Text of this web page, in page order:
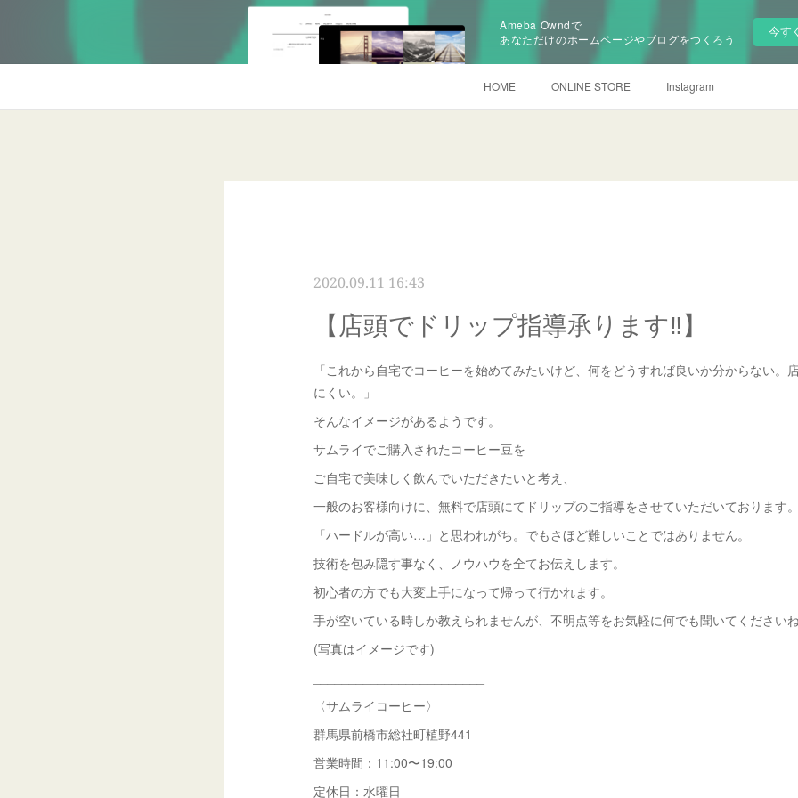
Ameba Owndで
あなただけのホームページやブログをつくろう
今す
HOME ONLINE STORE Instagram
2020.09.11 16:43
【店頭でドリップ指導承ります‼️】
「これから自宅でコーヒーを始めてみたいけど、何をどうすれば良いか分からない。
にくい。」
そんなイメージがあるようです。
サムライでご購入されたコーヒー豆を
ご自宅で美味しく飲んでいただきたいと考え、
一般のお客様向けに、無料で店頭にてドリップのご指導をさせていただいております
「ハードルが高い…」と思われがち。でもさほど難しいことではありません。
技術を包み隠す事なく、ノウハウを全てお伝えします。
初心者の方でも大変上手になって帰って行かれます。
手が空いている時しか教えられませんが、不明点等をお気軽に何でも聞いてください
(写真はイメージです)
〈サムライコーヒー〉
群馬県前橋市総社町植野441
営業時間：11:00〜19:00
定休日：水曜日